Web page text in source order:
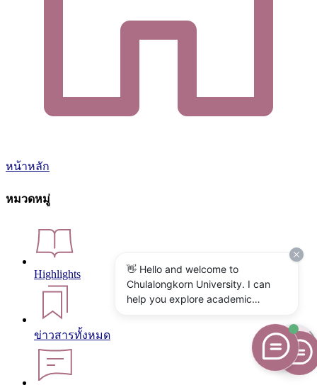
หน้าหลัก
หมวดหมู่
Highlights
ข่าวสารทั้งหมด
👋 Hello and welcome to
Chulalongkorn University. I can
help you explore academic